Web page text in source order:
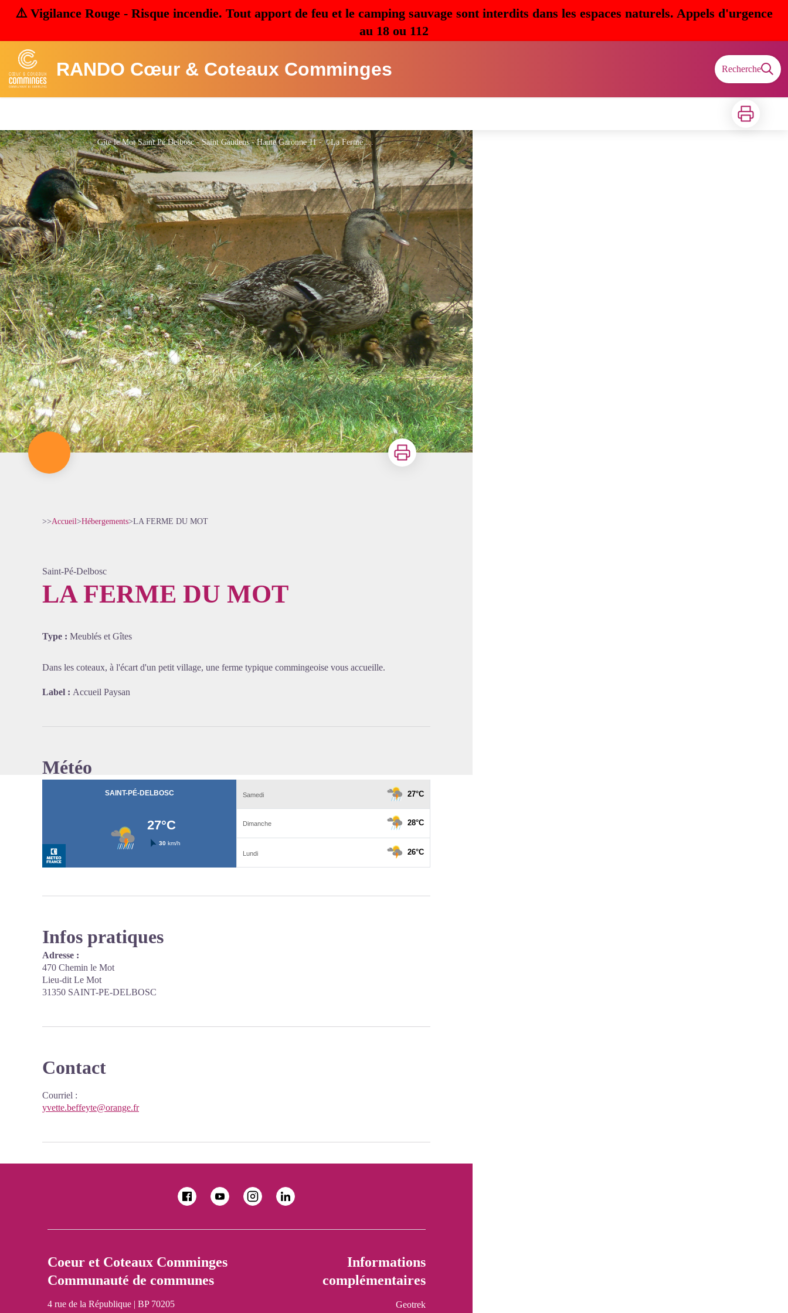
⚠️ Vigilance Rouge - Risque incendie. Tout apport de feu et le camping sauvage sont interdits dans les espaces naturels. Appels d'urgence
au 18 ou 112
RANDO Cœur & Coteaux Comminges Recherche
Imprimer
Gîte le Mot Saint Pé Delbosc - Saint Gaudens - Haute Garonne 11 - ©La Ferme du Mot
Imprimer
>>Accueil>Hébergements>LA FERME DU MOT
Saint-Pé-Delbosc
LA FERME DU MOT
Type : Meublés et Gîtes
Dans les coteaux, à l'écart d'un petit village, une ferme typique commingeoise vous accueille.
Label : Accueil Paysan
Météo
Infos pratiques
Adresse :
470 Chemin le Mot
Lieu-dit Le Mot
31350 SAINT-PE-DELBOSC
Contact
Courriel :
yvette.beffeyte@orange.fr
Coeur et Coteaux Comminges
Communauté de communes
4 rue de la République | BP 70205
Informations
complémentaires
Geotrek